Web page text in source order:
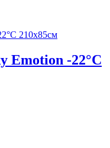
Emotion -22°С